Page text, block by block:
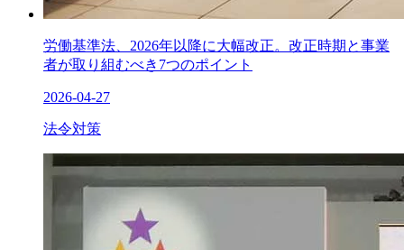
労働基準法、2026年以降に大幅改正。改正時期と事業
者が取り組むべき7つのポイント
2026-04-27
法令対策